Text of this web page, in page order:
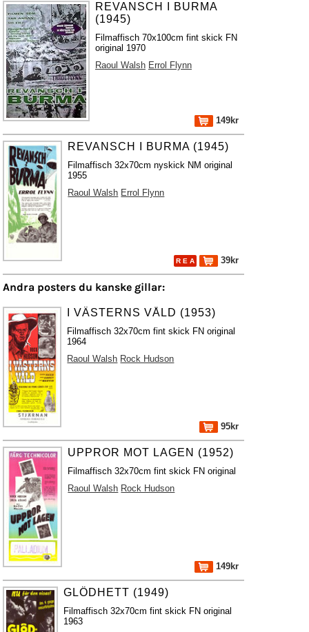
REVANSCH I BURMA
(1945)
Filmaffisch 70x100cm fint skick FN
original 1970
Raoul Walsh Errol Flynn
149kr
REVANSCH I BURMA (1945)
Filmaffisch 32x70cm nyskick NM original
1955
Raoul Walsh Errol Flynn
R E A 39kr
Andra posters du kanske gillar:
I VÄSTERNS VÅLD (1953)
Filmaffisch 32x70cm fint skick FN original
1964
Raoul Walsh Rock Hudson
95kr
UPPROR MOT LAGEN (1952)
Filmaffisch 32x70cm fint skick FN original
Raoul Walsh Rock Hudson
149kr
GLÖDHETT (1949)
Filmaffisch 32x70cm fint skick FN original
1963